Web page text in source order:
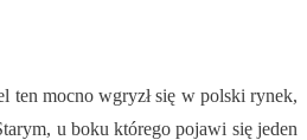
ten mocno wgryzł się w polski rynek,
u boku którego pojawi się jeden